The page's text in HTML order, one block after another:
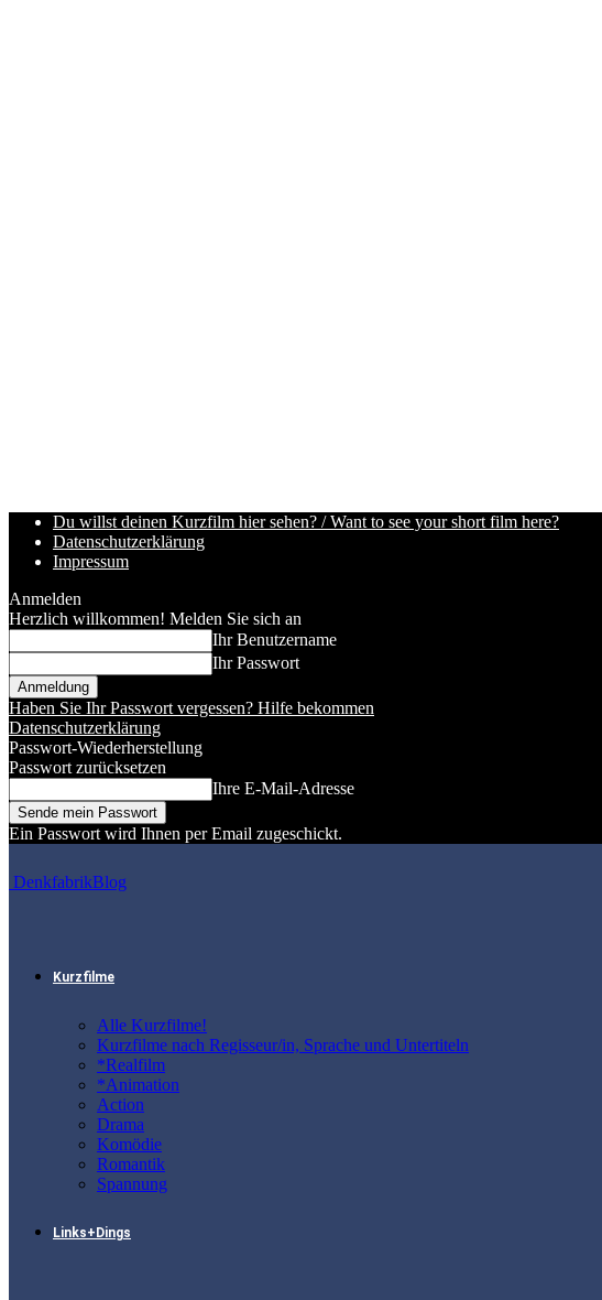
Du willst deinen Kurzfilm hier sehen? / Want to see your short film here?
Datenschutzerklärung
Impressum
Anmelden
Herzlich willkommen! Melden Sie sich an
Ihr Benutzername
Ihr Passwort
Haben Sie Ihr Passwort vergessen? Hilfe bekommen
Datenschutzerklärung
Passwort-Wiederherstellung
Passwort zurücksetzen
Ihre E-Mail-Adresse
Ein Passwort wird Ihnen per Email zugeschickt.
DenkfabrikBlog
Kurzfilme
Alle Kurzfilme!
Kurzfilme nach Regisseur/in, Sprache und Untertiteln
*Realfilm
*Animation
Action
Drama
Komödie
Romantik
Spannung
Links+Dings